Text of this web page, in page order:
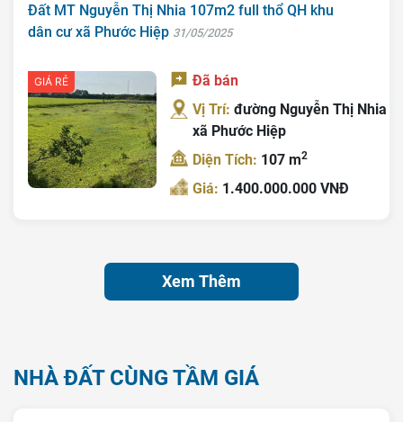
Đất MT Nguyễn Thị Nhia 107m2 full thổ QH khu
dân cư xã Phước Hiệp 31/05/2025
GIÁ RẺ
Đã bán
Vị Trí:đường Nguyễn Thị Nhia
xã Phước Hiệp
Diện Tích: 107 m2
Giá: 1.400.000.000 VNĐ
Xem Thêm
NHÀ ĐẤT CÙNG TẦM GIÁ